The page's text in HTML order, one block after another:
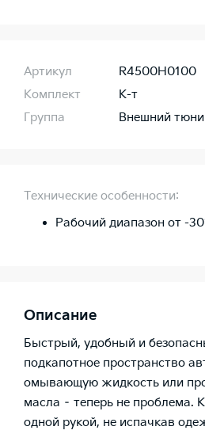
Артикул
R4500H0100
Комплект
К-т
Группа
Внешний
Технические особенности:
Рабочий диапазон от -
Описание
Быстрый, удобный и
подкапотное пространство
омывающую жидкость или
масла – теперь не проблема.
одной рукой, не испачкав